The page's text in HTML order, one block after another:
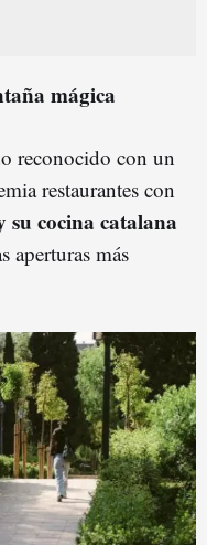
mágica
reconocido con un
restaurantes con
cocina catalana
aperturas más